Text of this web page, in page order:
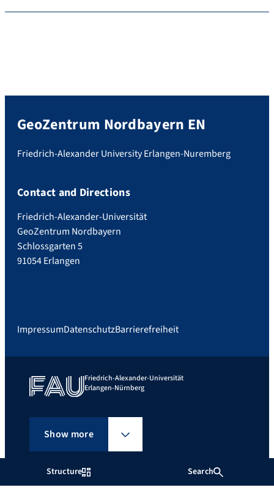
Structure Search
GeoZentrum Nordbayern EN
Friedrich-Alexander University Erlangen-Nuremberg
Contact and Directions
Friedrich-Alexander-Universität
GeoZentrum Nordbayern
Schlossgarten 5
91054 Erlangen
ImpressumDatenschutzBarrierefreiheit
Friedrich-Alexander-Universität
Erlangen-Nürnberg
Show more